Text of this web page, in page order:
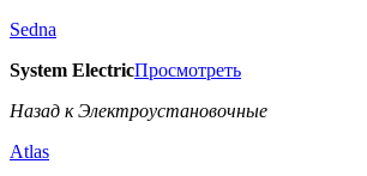
Sedna
System ElectricПросмотреть
Назад к Электроустановочные
Atlas